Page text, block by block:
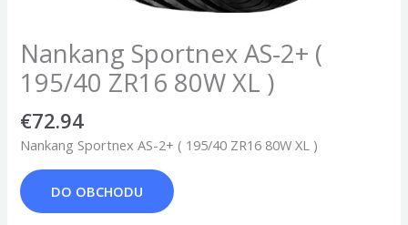
Nankang Sportnex AS-2+ (
195/40 ZR16 80W XL )
€72.94
Nankang Sportnex AS-2+ ( 195/40 ZR16 80W XL )
DO OBCHODU